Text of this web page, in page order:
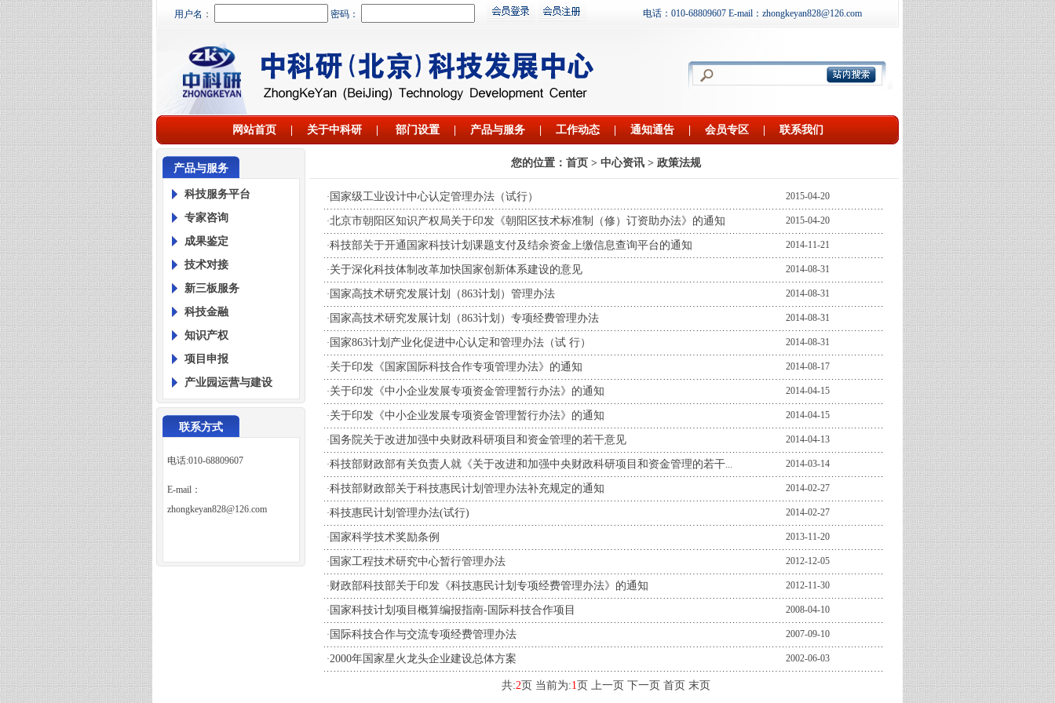
用户名 ： 密码： 电话：010-68809607 E-mail：zhongkeyan828@126.com
网站首页 关于中科研 部门设置 产品与服务 工作动态 通知通告 会员专区 联系我们
产品与服务
科技服务平台
专家咨询
成果鉴定
技术对接
新三板服务
科技金融
知识产权
项目申报
产业园运营与建设
联系方式
电话:010-68809607
E-mail：
zhongkeyan828@126.com
您的位置： 首页> 中心资讯 > 政策法规
· 国家级工业设计中心认定管理办法（试行） 2015-04-20
·北京市朝阳区知识产权局关于印发《朝阳区技术标准制（修）订资助办法》的通知 2015-04-20
·科技部关于开通国家科技计划课题支付及结余资金上缴信息查询平台的通知 2014-11-21
·关于深化科技体制改革加快国家创新体系建设的意见 2014-08-31
· 国家高技术研究发展计划（863计划）管理办法 2014-08-31
· 国家高技术研究发展计划（863计划）专项经费管理办法 2014-08-31
· 国家863计划产业化促进中心认定和管理办法（试 行） 2014-08-31
·关于印发《国家国际科技合作专项管理办法》的通知 2014-08-17
·关于印发《中小企业发展专项资金管理暂行办法》的通知 2014-04-15
·关于印发《中小企业发展专项资金管理暂行办法》的通知 2014-04-15
· 国务院关于改进加强中央财政科研项目和资金管理的若干意见 2014-04-13
·科技部财政部有关负责人就《关于改进和加强中央财政科研项目和资金管理的若干... 2014-03-14
·科技部财政部关于科技惠民计划管理办法补充规定的通知 2014-02-27
·科技惠民计划管理办法(试行) 2014-02-27
· 国家科学技术奖励条例 2013-11-20
· 国家工程技术研究中心暂行管理办法 2012-12-05
·财政部科技部关于印发《科技惠民计划专项经费管理办法》的通知 2012-11-30
· 国家科技计划项目概算编报指南-国际科技合作项目 2008-04-10
· 国际科技合作与交流专项经费管理办法 2007-09-10
·2000年国家星火龙头企业建设总体方案 2002-06-03
共:2页 当前为:1页 上一页 下一页 首页 末页